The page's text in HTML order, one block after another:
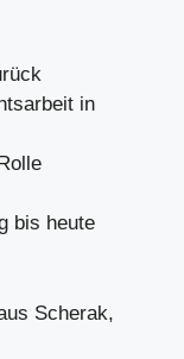
in
bis heute
Scherak,